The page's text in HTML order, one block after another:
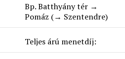
Bp. Batthyány tér →
Pomáz (→ Szentendre)
Teljes árú menetdíj: